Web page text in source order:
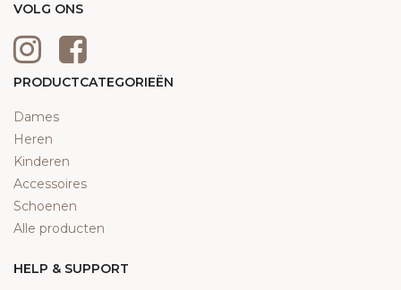
VOLG ONS
PRODUCTCATEGORIEËN
Dames
Heren
Kinderen
Accessoires
Schoenen
Alle producten
HELP & SUPPORT